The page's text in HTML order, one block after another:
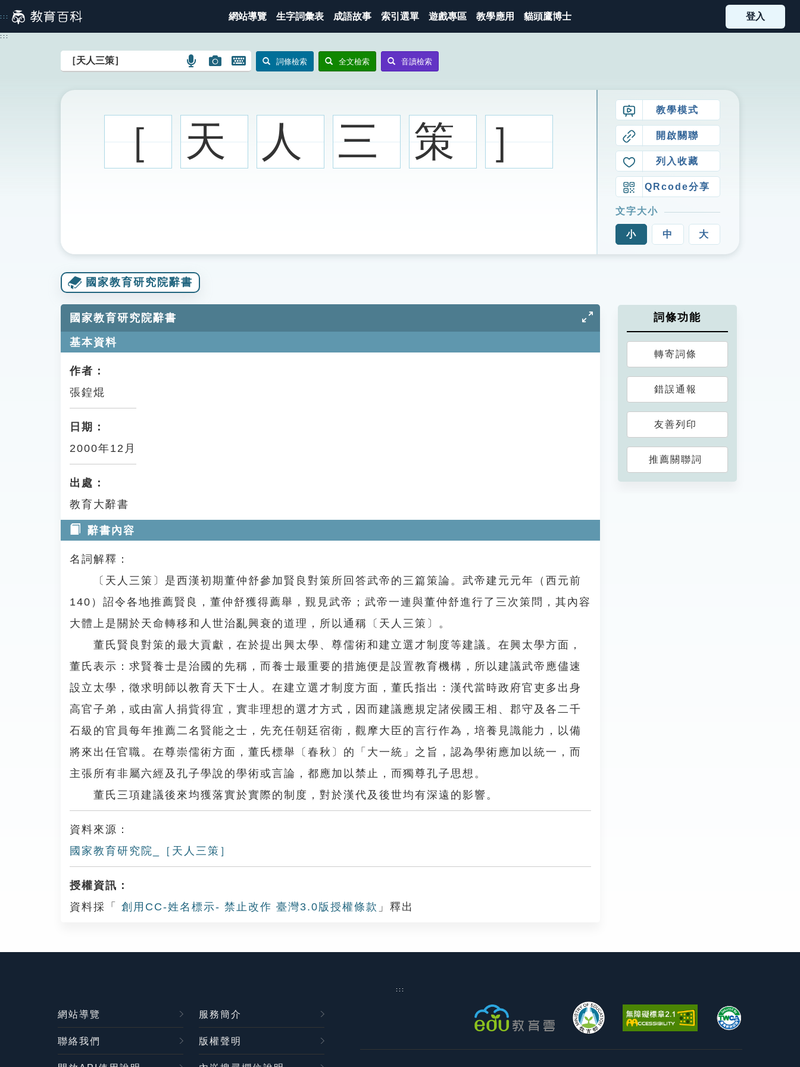
到
主
::: 網站導覽 生字詞彙表 成語故事 索引選單 遊戲專區 教學應用 貓頭鷹博士 登入
:::
語
搜
圖
圖
搜
圖
開
鍵
圖
詞條檢索 全文檢索 音讀檢索
［ 天 人 三 策 ］
教學模式
開啟關聯
列入收藏
QRcode分享
文字大小
小 中 大
國家教育研究院辭書
國家教育研究院辭書
基本資料
作者：
張鍠焜
日期：
2000年12月
出處：
教育大辭書
辭書內容
名詞解釋：
〔天人三策〕是西漢初期董仲舒參加賢良對策所回答武帝的三篇策論。武帝建元元年（西元前
140）詔令各地推薦賢良，董仲舒獲得薦舉，覲見武帝；武帝一連與董仲舒進行了三次策問，其內容
大體上是關於天命轉移和人世治亂興衰的道理，所以通稱〔天人三策〕。
董氏賢良對策的最大貢獻，在於提出興太學、尊儒術和建立選才制度等建議。在興太學方面，
董氏表示：求賢養士是治國的先稱，而養士最重要的措施便是設置教育機構，所以建議武帝應儘速
設立太學，徵求明師以教育天下士人。在建立選才制度方面，董氏指出：漢代當時政府官吏多出身
高官子弟，或由富人捐貲得宜，實非理想的選才方式，因而建議應規定諸侯國王相、郡守及各二千
石級的官員每年推薦二名賢能之士，先充任朝廷宿衛，觀摩大臣的言行作為，培養見識能力，以備
將來出任官職。在尊崇儒術方面，董氏標舉〔春秋〕的「大一統」之旨，認為學術應加以統一，而
主張所有非屬六經及孔子學說的學術或言論，都應加以禁止，而獨尊孔子思想。
董氏三項建議後來均獲落實於實際的制度，對於漢代及後世均有深遠的影響。
資料來源：
國家教育研究院_［天人三策］
授權資訊：
資料採「
創用CC-姓名標示- 禁止改作 臺灣3.0版授權條款 」釋出
詞條功能
轉寄詞條
錯誤通報
友善列印
推薦關聯詞
:::
網站導覽 服務簡介
聯絡我們 版權聲明